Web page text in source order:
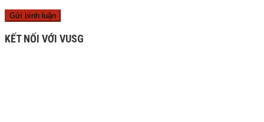
KẾT NỐI VỚI VUSG